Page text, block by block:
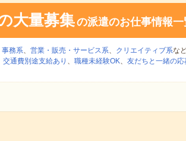
大量募集の派遣のお仕事情報一
事務系、 営業・販売・サービス系、 クリエイティブ系な
交通費別途支給あり 、 職種未経験OK、 友だちと一緒の応